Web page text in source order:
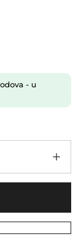
- u